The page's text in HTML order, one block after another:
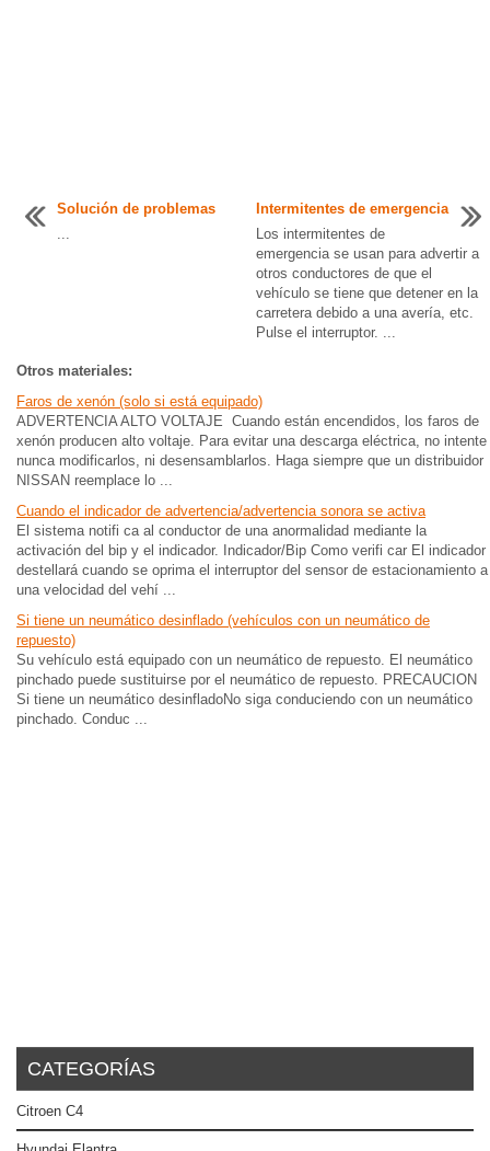
Solución de problemas
...
Intermitentes de emergencia
Los intermitentes de
emergencia se usan para advertir a
otros conductores de que el
vehículo se tiene que detener en la
carretera debido a una avería, etc.
Pulse el interruptor. ...
Otros materiales:
Faros de xenón (solo si está equipado)
ADVERTENCIA ALTO VOLTAJE Cuando están encendidos, los faros de
xenón producen alto voltaje. Para evitar una descarga eléctrica, no intente
nunca modificarlos, ni desensamblarlos. Haga siempre que un distribuidor
NISSAN reemplace lo ...
Cuando el indicador de advertencia/advertencia sonora se activa
El sistema notifi ca al conductor de una anormalidad mediante la
activación del bip y el indicador. Indicador/Bip Como verifi car El indicador
destellará cuando se oprima el interruptor del sensor de estacionamiento a
una velocidad del vehí ...
Si tiene un neumático desinflado (vehículos con un neumático de
repuesto)
Su vehículo está equipado con un neumático de repuesto. El neumático
pinchado puede sustituirse por el neumático de repuesto. PRECAUCION
Si tiene un neumático desinfladoNo siga conduciendo con un neumático
pinchado. Conduc ...
CATEGORÍAS
Citroen C4